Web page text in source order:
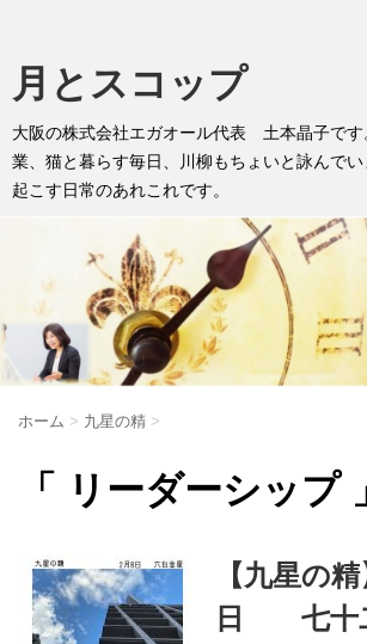
月とスコップ
大阪の株式会社エガオール代表 土本晶子です
業、猫と暮らす毎日、川柳もちょいと詠んで
起こす日常のあれこれです。
ホーム > 九星の精 >
「 リーダーシップ
【九星の
日 七十